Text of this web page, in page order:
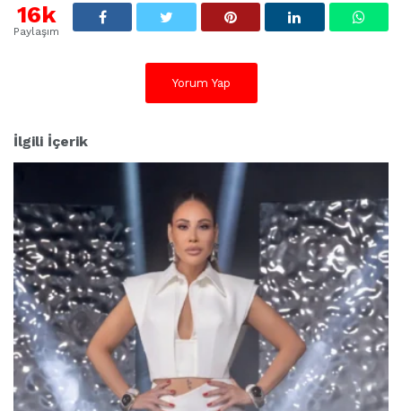
16k
Paylaşım
Yorum Yap
İlgili İçerik